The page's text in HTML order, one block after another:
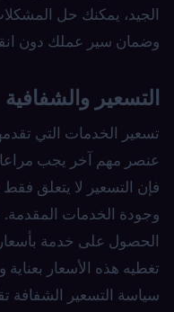
الجيد، يمكنك حل
وضمان سير عملك دون
التسعير والشفافية
تسعير الخدمات التي
عنصر مهم آخر يجب
فإن التسعير لا يتعلق فقط
وجودة الخدمات
الحصول على خدمة
تغطيه هذه الأسعار
سياسة التسعير الشفافة